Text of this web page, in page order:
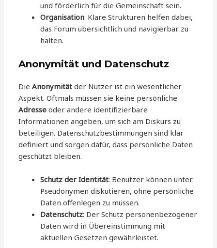
und förderlich für die Gemeinschaft sein.
Organisation: Klare Strukturen helfen dabei,
das Forum übersichtlich und navigierbar zu
halten.
Anonymität und Datenschutz
DieAnonymität der Nutzer ist ein wesentlicher
Aspekt. Oftmals müssen sie keine persönliche
Adresse oder andere identifizierbare
Informationen angeben, um sich am Diskurs zu
beteiligen. Datenschutzbestimmungen sind klar
definiert und sorgen dafür, dass persönliche Daten
geschützt bleiben.
Schutz der Identität: Benutzer können unter
Pseudonymen diskutieren, ohne persönliche
Daten offenlegen zu müssen.
Datenschutz: Der Schutz personenbezogener
Daten wird in Übereinstimmung mit
aktuellen Gesetzen gewährleistet.